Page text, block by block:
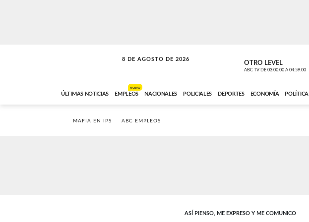
8 DE AGOSTO DE 2026
SOLO MÚSICA OTRO LEVEL
ABC TV DE 03:00:00 A 04:59:00
ÚLTIMAS NOTICIAS EMPLEOS
NUEVO
NACIONALES POLICIALES DEPORTES ECONOMÍA POLÍTICA
MAFIA EN IPS ABC EMPLEOS
ASÍ PIENSO, ME EXPRESO Y ME COMUNICO